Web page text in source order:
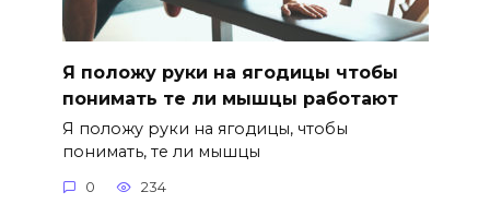
Я положу руки на ягодицы чтобы
понимать те ли мышцы работают
Я положу руки на ягодицы, чтобы
понимать, те ли мышцы
0 234